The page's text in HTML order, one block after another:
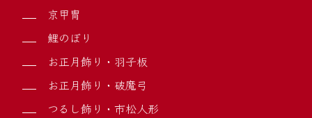
京甲冑
鯉のぼり
お正月飾り・羽子板
お正月飾り・破魔弓
つるし飾り・市松人形